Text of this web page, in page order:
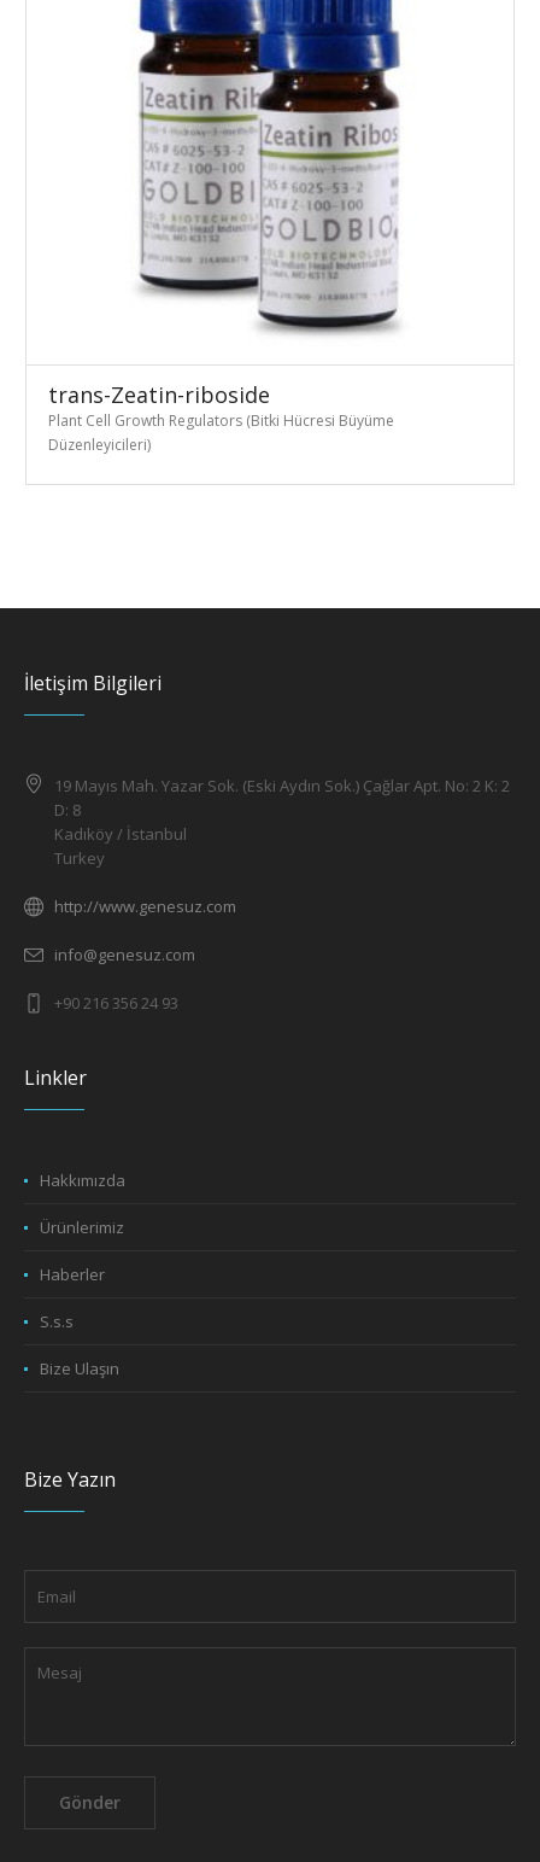
trans-Zeatin-riboside
Plant Cell Growth Regulators (Bitki Hücresi Büyüme
Düzenleyicileri)
İletişim Bilgileri
19 Mayıs Mah. Yazar Sok. (Eski Aydın Sok.) Çağlar Apt. No: 2 K: 2
D: 8
Kadıköy / İstanbul
Turkey
http://www.genesuz.com
info@genesuz.com
+90 216 356 24 93
Linkler
Hakkımızda
Ürünlerimiz
Haberler
S.s.s
Bize Ulaşın
Bize Yazın